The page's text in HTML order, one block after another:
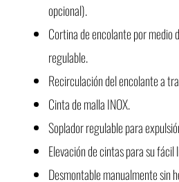
opcional).
Cortina de encolante por medio
regulable.
Recirculación del encolante a
Cinta de malla INOX.
Soplador regulable para
Elevación de cintas para su fácil
Desmontable manualmente sin